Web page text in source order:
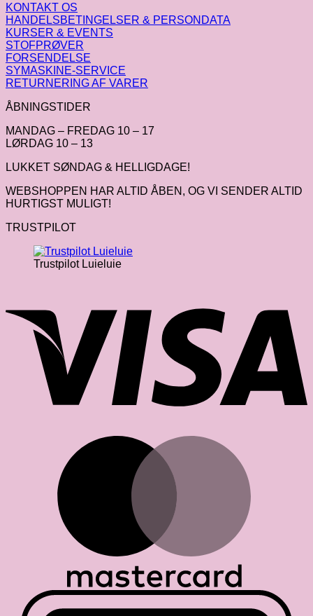
KONTAKT OS
HANDELSBETINGELSER & PERSONDATA
KURSER & EVENTS
STOFPRØVER
FORSENDELSE
SYMASKINE-SERVICE
RETURNERING AF VARER
ÅBNINGSTIDER
MANDAG – FREDAG 10 – 17
LØRDAG 10 – 13
LUKKET SØNDAG & HELLIGDAGE!
WEBSHOPPEN HAR ALTID ÅBEN, OG VI SENDER ALTID
HURTIGST MULIGT!
TRUSTPILOT
Trustpilot Luieluie